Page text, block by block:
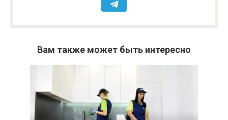
Вам также может быть интересно